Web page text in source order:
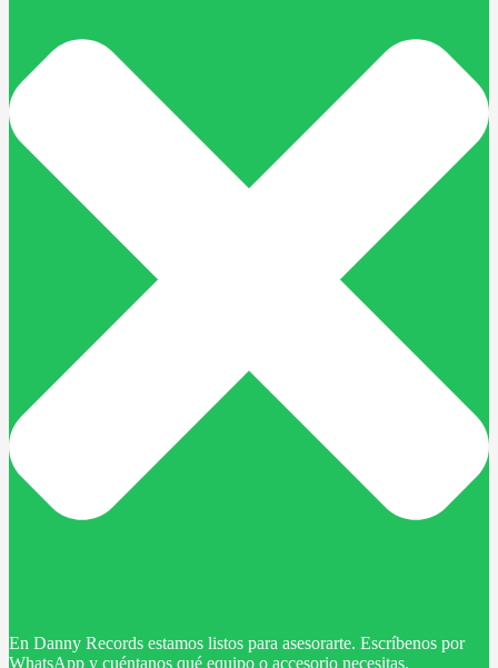
En Danny Records estamos listos para asesorarte. Escríbenos por
WhatsApp y cuéntanos qué equipo o accesorio necesitas.